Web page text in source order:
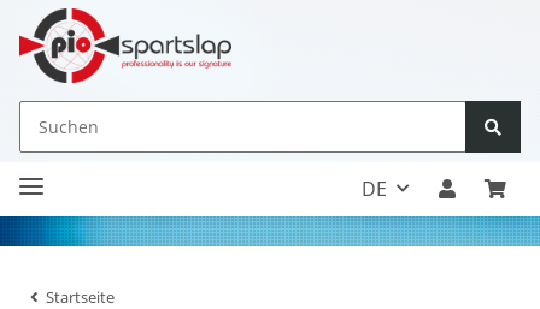
DE
Startseite